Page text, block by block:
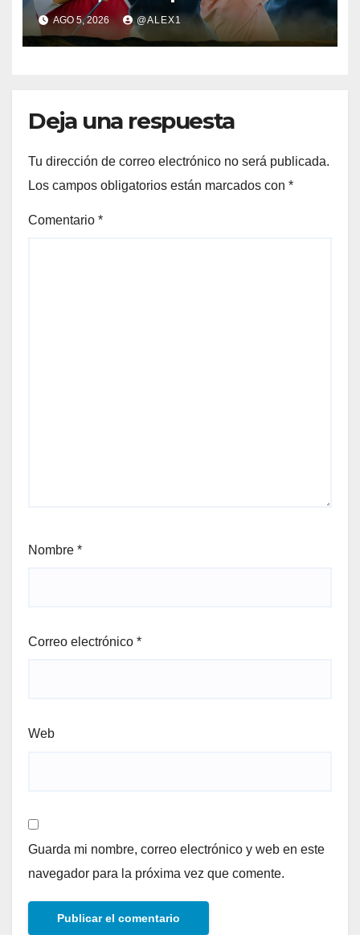
parte del equipo europeo en
el Jacques Léglise Trophy
AGO 5, 2026 @ALEX1
Deja una respuesta
Tu dirección de correo electrónico no será publicada.
Los campos obligatorios están marcados con *
Comentario *
Nombre *
Correo electrónico *
Web
Guarda mi nombre, correo electrónico y web en este
navegador para la próxima vez que comente.